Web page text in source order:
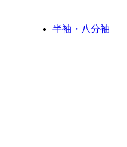
半袖・八分袖